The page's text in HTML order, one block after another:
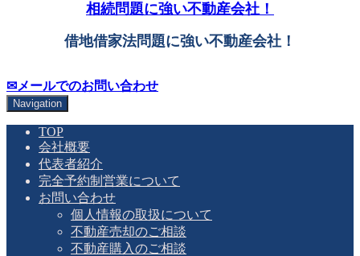
相続問題に強い不動産会社！
借地借家法問題に強い不動産会社！
✉メールでのお問い合わせ
Navigation
TOP
会社概要
代表者紹介
完全予約制営業について
お問い合わせ
個人情報の取扱について
不動産売却のご相談
不動産購入のご相談